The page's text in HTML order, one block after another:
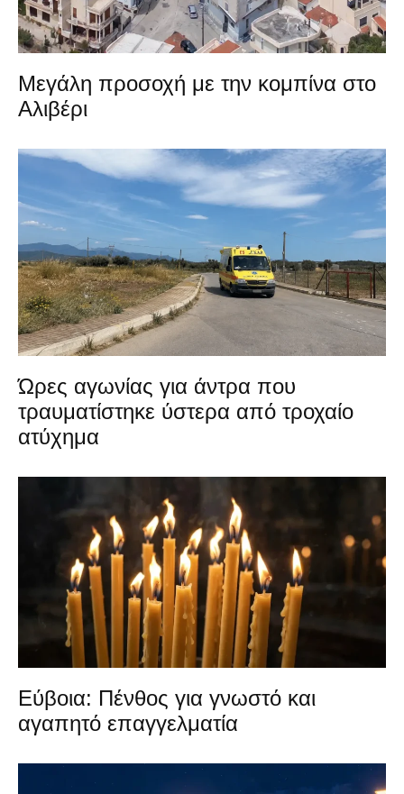
Μεγάλη προσοχή με την κομπίνα στο
Αλιβέρι
Ώρες αγωνίας για άντρα που
τραυματίστηκε ύστερα από τροχαίο
ατύχημα
Εύβοια: Πένθος για γνωστό και
αγαπητό επαγγελματία